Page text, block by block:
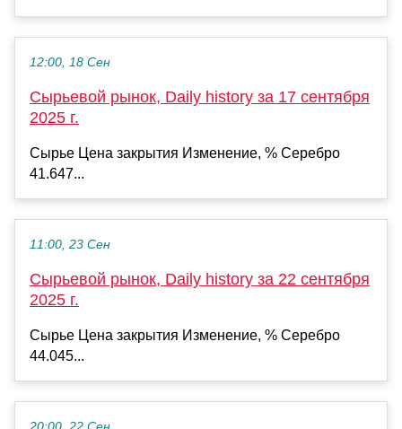
12:00, 18 Сен
Сырьевой рынок, Daily history за 17 сентября
2025 г.
Сырье Цена закрытия Изменение, % Серебро
41.647...
11:00, 23 Сен
Сырьевой рынок, Daily history за 22 сентября
2025 г.
Сырье Цена закрытия Изменение, % Серебро
44.045...